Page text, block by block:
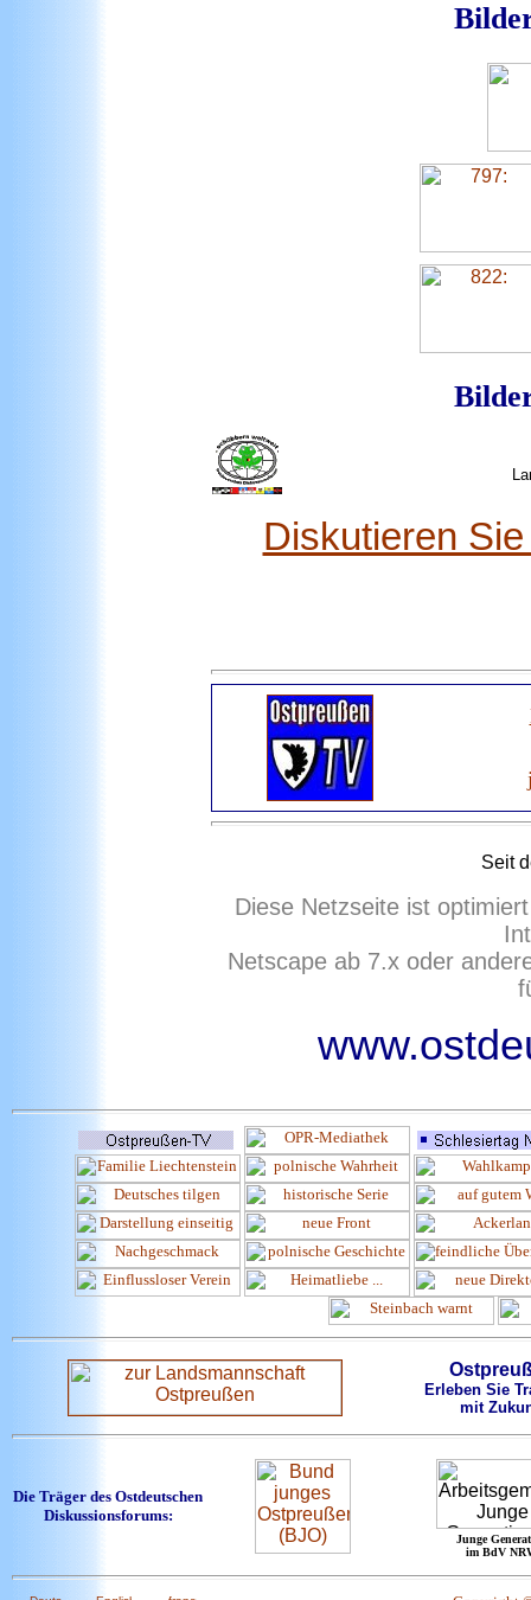
Diskutieren
Seit
Diese Netzseite ist
Netscape ab 7.x oder
Erleben Sie
mit
Die Träger des Ostdeutschen
Diskussionsforums:
Junge
im BdV